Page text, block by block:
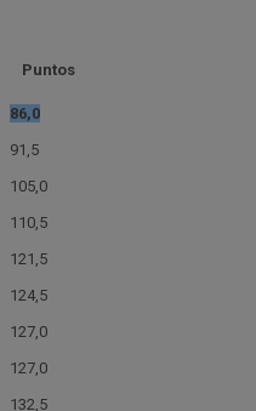
Puntos
86,0
91,5
105,0
110,5
121,5
124,5
127,0
127,0
132,5